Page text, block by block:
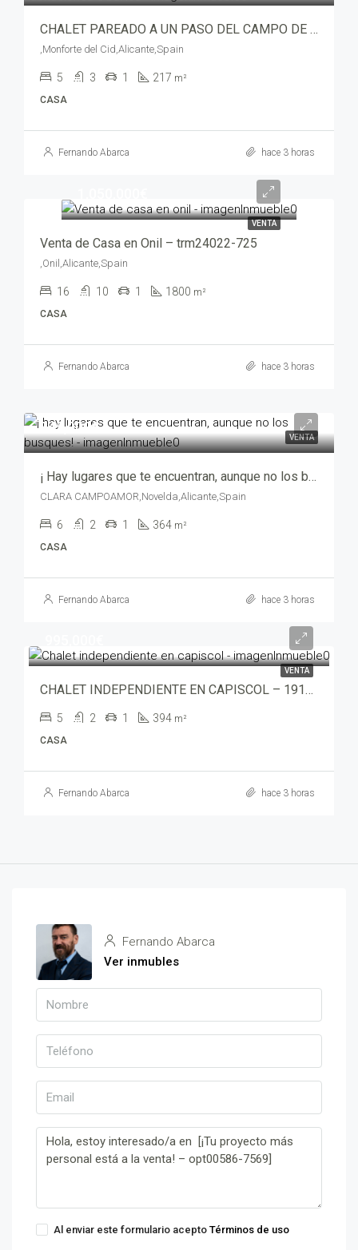
CHALET PAREADO A UN PASO DEL CAMPO DE GOLF CON 5 HABITACIONES 3 BAÑOS – va-52302767-3866
,Monforte del Cid,Alicante,Spain
5 3 1 217 m²
CASA
Fernando Abarca hace 3 horas
VENTA
Venta de Casa en Onil – trm24022-725
,Onil,Alicante,Spain
16 10 1 1800 m²
CASA
Fernando Abarca hace 3 horas
VENTA
345,000€
¡ Hay lugares que te encuentran, aunque no los busques! – opt00697-7569
CLARA CAMPOAMOR,Novelda,Alicante,Spain
6 2 1 364 m²
CASA
Fernando Abarca hace 3 horas
VENTA
CHALET INDEPENDIENTE EN CAPISCOL – 19195-5476
5 2 1 394 m²
CASA
Fernando Abarca hace 3 horas
Fernando Abarca
Ver inmubles
Al enviar este formulario acepto Términos de uso